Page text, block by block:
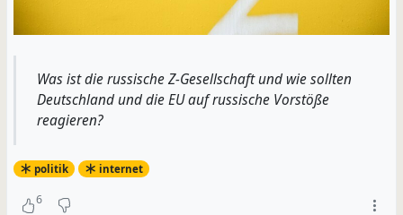
Was ist die russische Z-Gesellschaft und wie sollten
Deutschland und die EU auf russische Vorstöße
reagieren?
politik internet
6